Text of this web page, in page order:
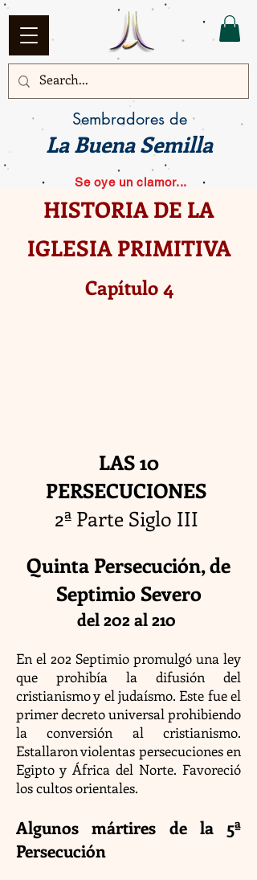
Sembradores de
La Buena Semilla
Se oye un clamor...
HISTORIA DE LA
IGLESIA PRIMITIVA
Capítulo 4
LAS 10
PERSECUCIONES
2ª Parte Siglo III
Quinta Persecución, de
Septimio Severo
del 202 al 210
En el 202 Septimio promulgó una ley
que prohibía la difusión del
cristianismo y el judaísmo. Este fue el
primer decreto universal prohibiendo
la conversión al cristianismo.
Estallaron violentas persecuciones en
Egipto y África del Norte. Favoreció
los cultos orientales.
Algunos mártires de la 5ª
Persecución